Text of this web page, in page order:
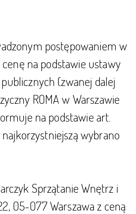
postępowaniem w
na podstawie ustawy
(zwanej dalej
ROMA w Warszawie
na podstawie art.
wybrano
Sprzątanie Wnętrz i
05-077 Warszawa z ceną